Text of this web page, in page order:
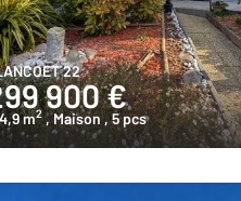
22
900 €
m2 , Maison , 5 pcs